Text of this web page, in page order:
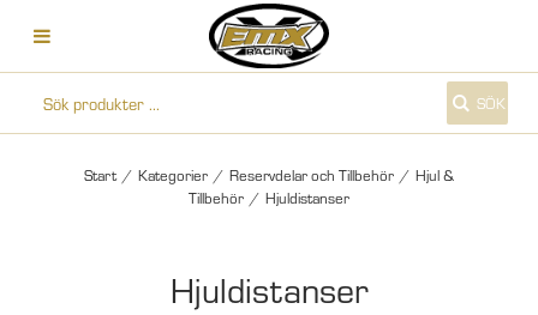
SÖK
Start / Kategorier / Reservdelar och Tillbehör / Hjul &
Tillbehör / Hjuldistanser
Hjuldistanser